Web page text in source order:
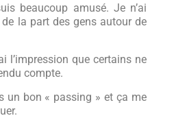
beaucoup amusé. Je n’ai
la part des gens autour de
l’impression que certains ne
compte.
un bon « passing » et ça me